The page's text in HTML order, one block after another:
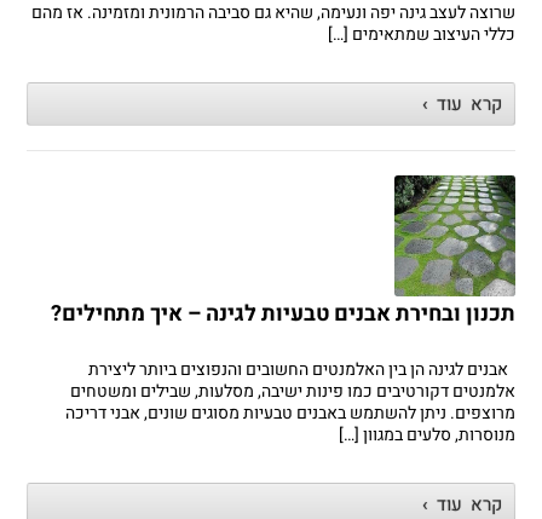
שרוצה לעצב גינה יפה ונעימה, שהיא גם סביבה הרמונית ומזמינה. אז מהם
כללי העיצוב שמתאימים […]
קרא עוד ›
תכנון ובחירת אבנים טבעיות לגינה – איך מתחילים?
אבנים לגינה הן בין האלמנטים החשובים והנפוצים ביותר ליצירת
אלמנטים דקורטיבים כמו פינות ישיבה, מסלעות, שבילים ומשטחים
מרוצפים. ניתן להשתמש באבנים טבעיות מסוגים שונים, אבני דריכה
מנוסרות, סלעים במגוון […]
קרא עוד ›